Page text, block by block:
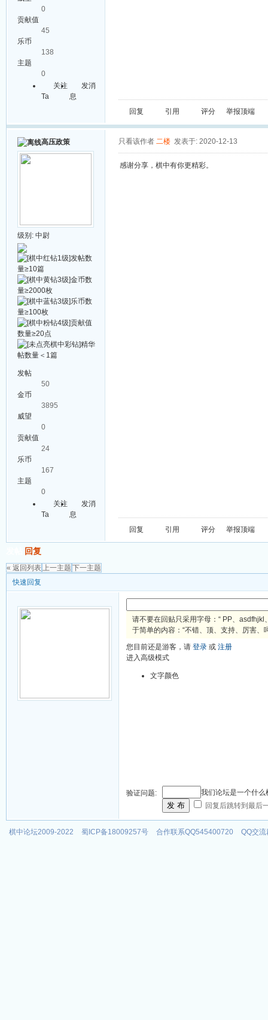
0
贡献值
45
乐币
138
主题
0
关注
Ta
发消
息
回复
引用 评分 举报顶端
高压政策
级别: 中尉
发帖
50
金币
3895
威望
0
贡献值
24
乐币
167
主题
0
关注
Ta
发消
息
只看该作者 二楼 发表于: 2020-12-13
感谢分享，棋中有你更精彩。
回复 引用 评分 举报顶端
回复
« 返回列表上一主题 下一主题
快速回复
请不要在回贴只采用字母：“ PP、
于简单的内容：“不错、顶、支持、厉害、
您目前还是游客，请 登录 或 注册
进入高级模式
文字颜色
验证问题: 我们论坛是一个什
发 布 回复后跳转到最后
棋中论坛2009-2022 蜀ICP备18009257号 合作联系QQ545400720 QQ交